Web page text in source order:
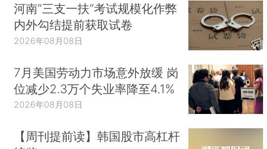
河南“三支一扶”考试规模化作弊
内外勾结提前获取试卷
2026年08月08日
7月美国劳动力市场意外放缓 岗
位减少2.3万个失业率降至4.1%
2026年08月08日
【周刊提前读】韩国股市高杠杆